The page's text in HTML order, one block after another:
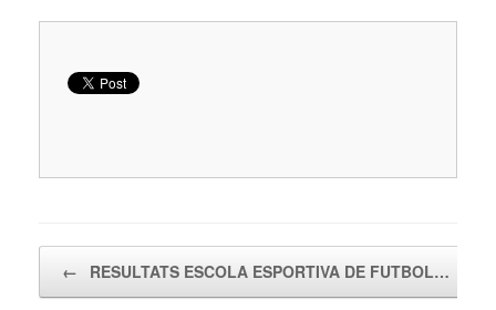
← RESULTATS ESCOLA ESPORTIVA DE FUTBOL…